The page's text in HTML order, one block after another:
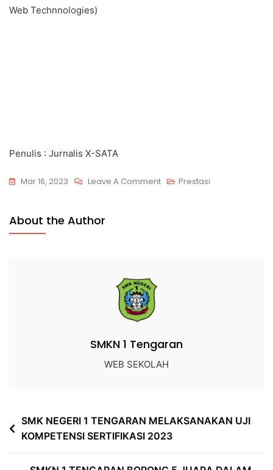
Web Technnologies)
Penulis : Jurnalis X-SATA
Mar 16, 2023 Leave A Comment Prestasi
About the Author
SMKN 1 Tengaran
WEB SEKOLAH
SMK NEGERI 1 TENGARAN MELAKSANAKAN UJI
KOMPETENSI SERTIFIKASI 2023